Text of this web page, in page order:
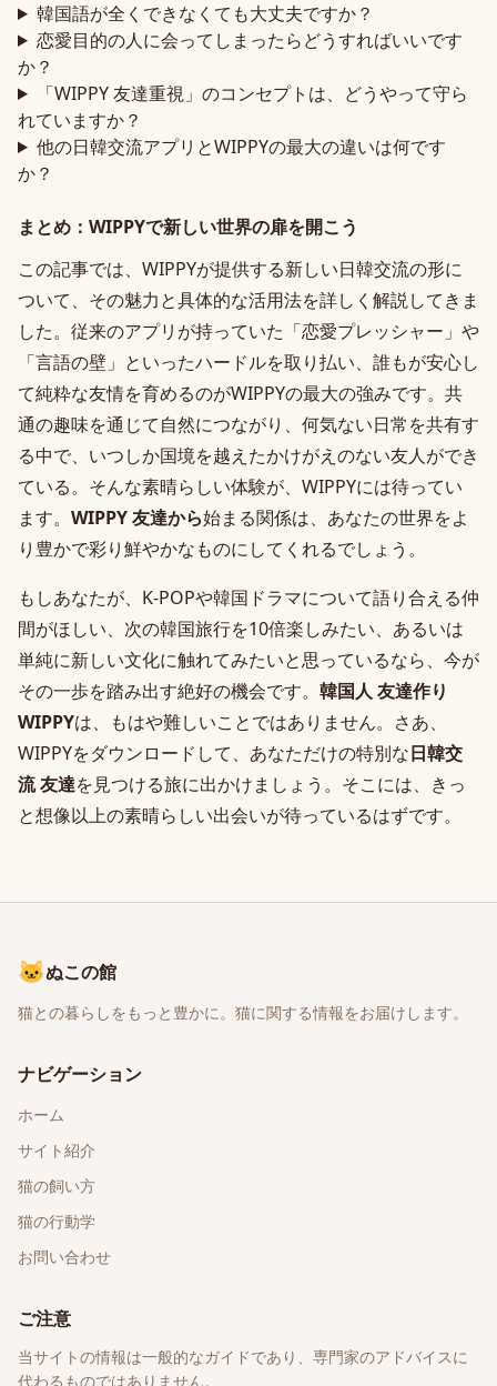
韓国語が全くできなくても大丈夫ですか？
恋愛目的の人に会ってしまったらどうすればいいです
か？
「WIPPY 友達重視」のコンセプトは、どうやって守ら
れていますか？
他の日韓交流アプリとWIPPYの最大の違いは何です
か？
まとめ：WIPPYで新しい世界の扉を開こう
この記事では、WIPPYが提供する新しい日韓交流の形に
ついて、その魅力と具体的な活用法を詳しく解説してきま
した。従来のアプリが持っていた「恋愛プレッシャー」や
「言語の壁」といったハードルを取り払い、誰もが安心し
て純粋な友情を育めるのがWIPPYの最大の強みです。共
通の趣味を通じて自然につながり、何気ない日常を共有す
る中で、いつしか国境を越えたかけがえのない友人ができ
ている。そんな素晴らしい体験が、WIPPYには待ってい
ます。 WIPPY 友達から始まる関係は、あなたの世界をよ
り豊かで彩り鮮やかなものにしてくれるでしょう。
もしあなたが、K-POPや韓国ドラマについて語り合える仲
間がほしい、次の韓国旅行を10倍楽しみたい、あるいは
単純に新しい文化に触れてみたいと思っているなら、今が
その一歩を踏み出す絶好の機会です。 韓国人 友達作り
WIPPYは、もはや難しいことではありません。さあ、
WIPPYをダウンロードして、あなただけの特別な日韓交
流 友達を見つける旅に出かけましょう。そこには、きっ
と想像以上の素晴らしい出会いが待っているはずです。
🐱ぬこの館
猫との暮らしをもっと豊かに。猫に関する情報をお届けします。
ナビゲーション
ホーム
サイト紹介
猫の飼い方
猫の行動学
お問い合わせ
ご注意
当サイトの情報は一般的なガイドであり、専門家のアドバイスに
代わるものではありません。